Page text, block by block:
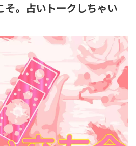
そ。占いトークしちゃい